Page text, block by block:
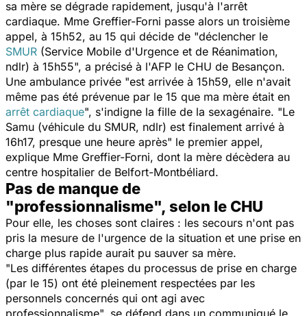
sa mère se dégrade rapidement, jusqu'à l'arrêt
cardiaque. Mme Greffier-Forni passe alors un troisième
appel, à 15h52, au 15 qui décide de "déclencher le
SMUR (Service Mobile d'Urgence et de Réanimation,
ndlr) à 15h55", a précisé à l'AFP le CHU de Besançon.
Une ambulance privée "est arrivée à 15h59, elle n'avait
même pas été prévenue par le 15 que ma mère était en
arrêt cardiaque", s'indigne la fille de la sexagénaire. "Le
Samu (véhicule du SMUR, ndlr) est finalement arrivé à
16h17, presque une heure après" le premier appel,
explique Mme Greffier-Forni, dont la mère décèdera au
centre hospitalier de Belfort-Montbéliard.
Pas de manque de
"professionnalisme", selon le CHU
Pour elle, les choses sont claires : les secours n'ont pas
pris la mesure de l'urgence de la situation et une prise en
charge plus rapide aurait pu sauver sa mère.
"Les différentes étapes du processus de prise en charge
(par le 15) ont été pleinement respectées par les
personnels concernés qui ont agi avec
professionnalisme", se défend dans un communiqué le